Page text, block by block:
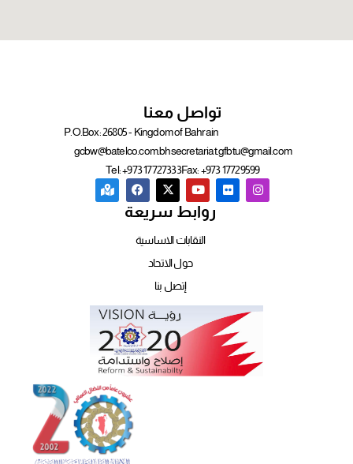
تواصل معنا
P.O.Box: 26805 - Kingdom of Bahrain
gcbw@batelco.com.bhsecretariat.gfbtu@gmail.com
Tel: +973 17727333Fax: +973 17729599
روابط سريعة
النقابات الاساسية
حول الاتحاد
إتصل بنا